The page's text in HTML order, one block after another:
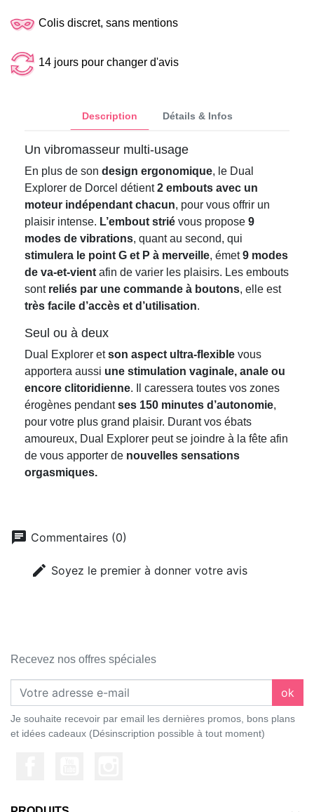
Colis discret, sans mentions
14 jours pour changer d'avis
Description Détails & Infos
Un vibromasseur multi-usage
En plus de son design ergonomique, le Dual
Explorer de Dorcel détient2 embouts avec un
moteur indépendant chacun, pour vous offrir un
plaisir intense. L’embout strié vous propose 9
modes de vibrations, quant au second, qui
stimulera le point G et P à merveille, émet9 modes
de va-et-vient afin de varier les plaisirs. Les embouts
sontreliés par une commande à boutons, elle est
très facile d’accès et d’utilisation.
Seul ou à deux
Dual Explorer etson aspect ultra-flexible vous
apportera aussi une stimulation vaginale, anale ou
encore clitoridienne. Il caressera toutes vos zones
érogènes pendantses 150 minutes d’autonomie,
pour votre plus grand plaisir. Durant vos ébats
amoureux, Dual Explorer peut se joindre à la fête afin
de vous apporter de nouvelles sensations
orgasmiques.
chat Commentaires (0)
edit Soyez le premier à donner votre avis
Recevez nos offres spéciales
ok
Je souhaite recevoir par email les dernières promos, bons plans
et idées cadeaux (Désinscription possible à tout moment)